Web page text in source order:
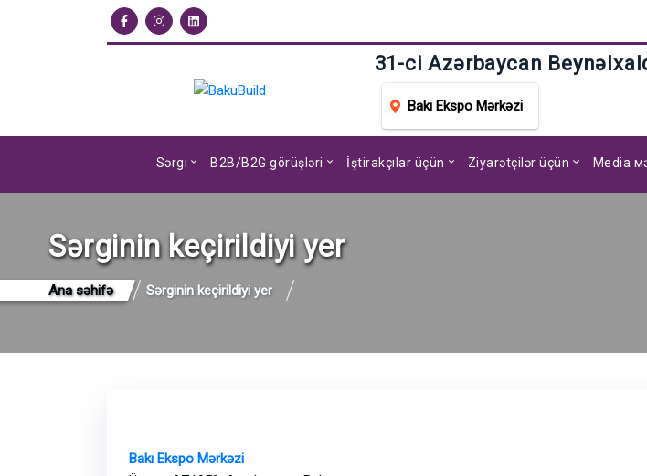
31-ci Azərbaycan
Bakı Ekspo Mərkəzi
Sərgi B2B/B2G görüşləri İştirakçılar üçün Ziyarətçilər üçün Media
Sərginin keçirildiyi yer
Ana səhifə Sərginin keçirildiyi yer
Bakı Ekspo Mərkəzi